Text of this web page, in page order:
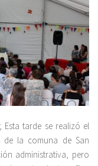
; Esta tarde se realizó el
la comuna de San
administrativa, pero